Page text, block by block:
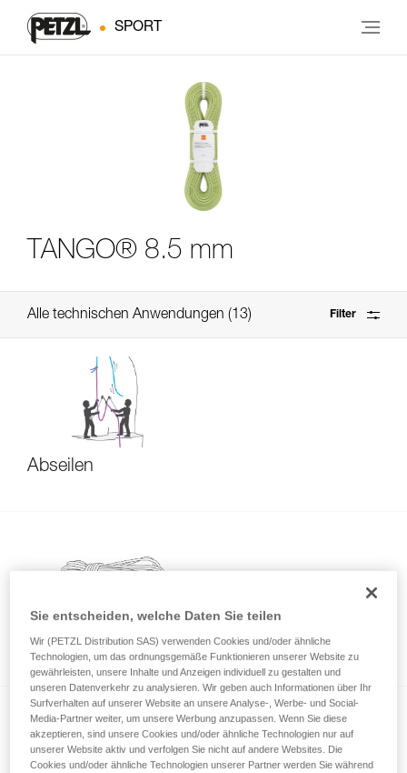
SPORT
TANGO® 8.5 mm
Alle technischen Anwendungen 13 Filter
Abseilen
Verhalten von neuen Seilen
Sie entscheiden, welche Daten Sie teilen
Wir (PETZL Distribution SAS) verwenden Cookies und/oder ähnliche
Technologien, um das ordnungsgemäße Funktionieren unserer Website zu
gewährleisten, unsere Inhalte und Anzeigen individuell zu gestalten und
unseren Datenverkehr zu analysieren. Wir geben auch Informationen über Ihr
Surfverhalten auf unserer Website an unsere Analyse-, Werbe- und Social-
Media-Partner weiter, um unsere Werbung anzupassen. Wenn Sie diese
akzeptieren, sind unsere Cookies und/oder ähnliche Technologien nur auf
unserer Website aktiv und verfolgen Sie nicht auf andere Websites. Die
Cookies und/oder ähnliche Technologien unserer Partner werden Sie während